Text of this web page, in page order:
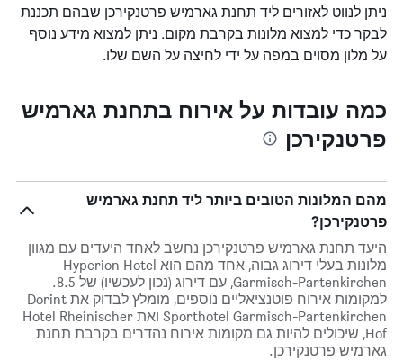
ניתן לנווט לאזורים ליד תחנת גארמיש פרטנקירכן שבהם תכננת
לבקר כדי למצוא מלונות בקרבת מקום. ניתן למצוא מידע נוסף
על מלון מסוים במפה על ידי לחיצה על השם שלו.
כמה עובדות על אירוח בתחנת גארמיש
פרטנקירכן
מהם המלונות הטובים ביותר ליד תחנת גארמיש
פרטנקירכן?
היעד תחנת גארמיש פרטנקירכן נחשב לאחד היעדים עם מגוון
מלונות בעלי דירוג גבוה, אחד מהם הוא Hyperion Hotel
Garmisch-Partenkirchen, עם דירוג (נכון לעכשיו) של 8.5.
למקומות אירוח פוטנציאליים נוספים, מומלץ לבדוק את Dorint
Sporthotel Garmisch-Partenkirchen ואת Hotel Rheinischer
Hof, שיכולים להיות גם מקומות אירוח נהדרים בקרבת תחנת
גארמיש פרטנקירכן.